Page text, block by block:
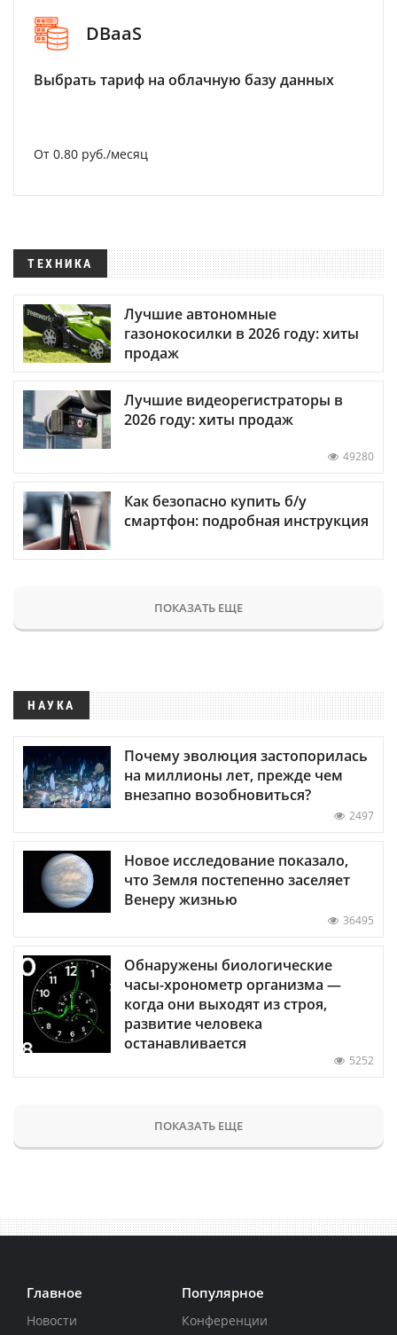
DBaaS
Выбрать тариф на облачную базу данных
От 0.80 руб./месяц
ТЕХНИКА
Лучшие автономные
газонокосилки в 2026 году: хиты
продаж
Лучшие видеорегистраторы в
2026 году: хиты продаж
49280
Как безопасно купить б/у
смартфон: подробная инструкция
ПОКАЗАТЬ ЕЩЕ
НАУКА
Почему эволюция застопорилась
на миллионы лет, прежде чем
внезапно возобновиться?
2497
Новое исследование показало,
что Земля постепенно заселяет
Венеру жизнью
36495
Обнаружены биологические
часы-хронометр организма —
когда они выходят из строя,
развитие человека
останавливается
5252
ПОКАЗАТЬ ЕЩЕ
Главное
Новости
Популярное
Конференции